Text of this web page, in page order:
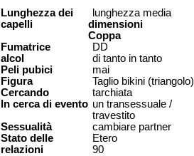
Lunghezza dei
capelli
lunghezza media
dimensioni
Coppa
DD
Fumatrice
di tanto in tanto
alcol
mai
Peli pubici
Taglio bikini (triangolo)
Figura
tarchiata
Cercando
un transessuale /
travestito
In cerca di evento
cambiare partner
Sessualità
Etero
Stato delle
relazioni
90